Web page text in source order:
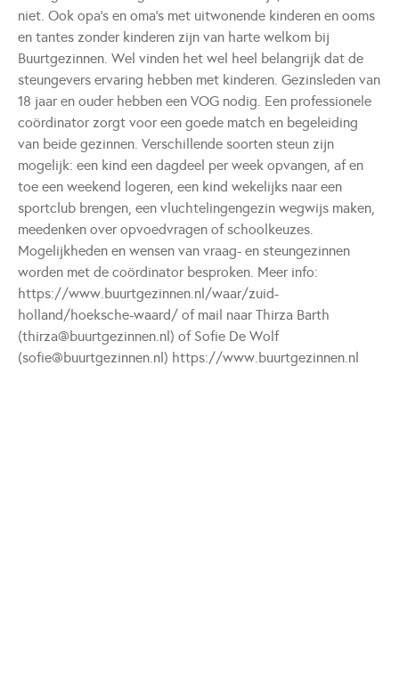
niet. Ook opa’s en oma’s met uitwonende kinderen en ooms
en tantes zonder kinderen zijn van harte welkom bij
Buurtgezinnen. Wel vinden het wel heel belangrijk dat de
steungevers ervaring hebben met kinderen. Gezinsleden van
18 jaar en ouder hebben een VOG nodig. Een professionele
coördinator zorgt voor een goede match en begeleiding
van beide gezinnen. Verschillende soorten steun zijn
mogelijk: een kind een dagdeel per week opvangen, af en
toe een weekend logeren, een kind wekelijks naar een
sportclub brengen, een vluchtelingengezin wegwijs maken,
meedenken over opvoedvragen of schoolkeuzes.
Mogelijkheden en wensen van vraag- en steungezinnen
worden met de coördinator besproken. Meer info:
https://www.buurtgezinnen.nl/waar/zuid-
holland/hoeksche-waard/ of mail naar Thirza Barth
(thirza@buurtgezinnen.nl) of Sofie De Wolf
(sofie@buurtgezinnen.nl) https://www.buurtgezinnen.nl